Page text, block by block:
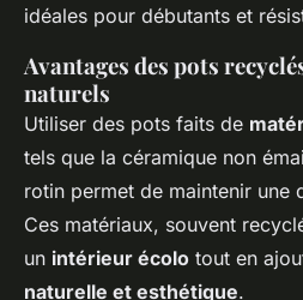
idéales pour débutants et
Avantages des pots
naturels
Utiliser des pots faits de
tels que la céramique non
rotin permet de maintenir une
Ces matériaux, souvent
un intérieur écolo tout en
naturelle et esthétique.